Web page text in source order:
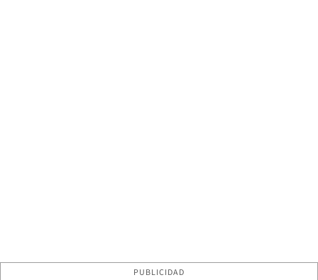
PUBLICIDAD